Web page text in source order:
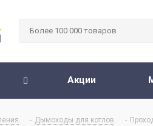
Акции
- Дымоходы для котлов -